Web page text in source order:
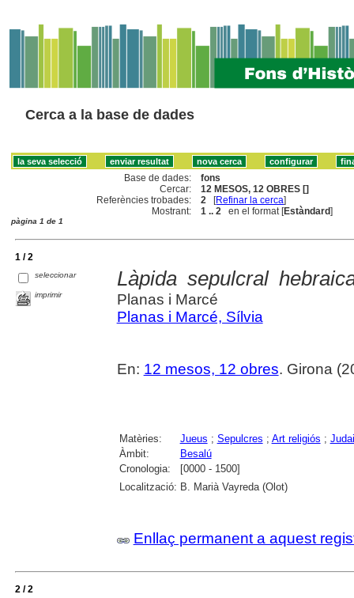
Cerca a la base de dades
Base de dades:
fons
Cercar:
12 MESOS, 12 OBRES []
Referències trobades:
2 [Refinar la cerca]
Mostrant:
1 .. 2 en el format [Estàndard]
pàgina 1 de 1
1 / 2
seleccionar
imprimir
Làpida sepulcral
Planas i Marcé
Planas i Marcé, Sílvia
En: 12 mesos, 12 obres. Girona
Matèries: Jueus ; Sepulcres ; Art religiós ;
Àmbit:
Besalú
Cronologia:
[0000 - 1500]
Localització: B. Marià Vayreda (Olot)
Enllaç permanent a aquest
2 / 2